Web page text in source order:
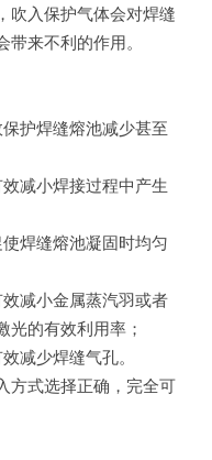
吹入保护气体会对焊缝
带来不利的作用。
护焊缝熔池减少甚至
减小焊接过程中产生
焊缝熔池凝固时均匀
减小金属蒸汽羽或者
光的有效利用率；
减少焊缝气孔。
方式选择正确，完全可